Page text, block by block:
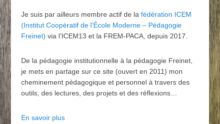
Je suis par ailleurs membre actif de la fédération ICEM
(Institut Coopératif de l’École Moderne – Pédagogie
Freinet) via l’ICEM13 et la FREM-PACA, depuis 2017.
De la pédagogie institutionnelle à la pédagogie Freinet,
je mets en partage sur ce site (ouvert en 2011) mon
cheminement pédagogique et personnel à travers des
outils, des lectures, des projets et des réflexions…
En savoir plus